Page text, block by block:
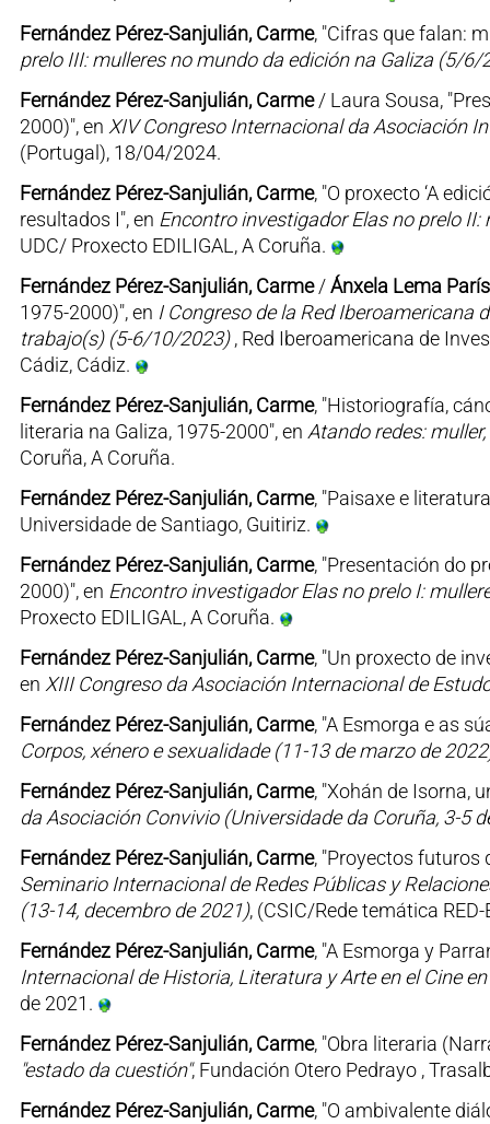
Fernández Pérez-Sanjulián, Carme, "Cifras que falan:
prelo III: mulleres no mundo da edición na Galiza (5/6/
Fernández Pérez-Sanjulián, Carme/ Laura Sousa,
2000)", en XIV Congreso Internacional da Asociación
(Portugal), 18/04/2024.
Fernández Pérez-Sanjulián, Carme, "O proxecto ‘A
resultados I", en Encontro investigador Elas no prelo
UDC/ Proxecto EDILIGAL, A Coruña.
Fernández Pérez-Sanjulián, Carme/Ánxela Lema París
1975-2000)", en I Congreso de la Red Iberoamericana
trabajo(s) (5-6/10/2023), Red Iberoamericana de
Cádiz, Cádiz.
Fernández Pérez-Sanjulián, Carme, "Historiografía,
literaria na Galiza, 1975-2000", en Atando redes:
Coruña, A Coruña.
Fernández Pérez-Sanjulián, Carme, "Paisaxe e
Universidade de Santiago, Guitiriz.
Fernández Pérez-Sanjulián, Carme, "Presentación do
2000)", en Encontro investigador Elas no prelo I:
Proxecto EDILIGAL, A Coruña.
Fernández Pérez-Sanjulián, Carme, "Un proxecto de
en XIII Congreso da Asociación Internacional de
Fernández Pérez-Sanjulián, Carme, "A Esmorga e as
Corpos, xénero e sexualidade (11-13 de marzo de
Fernández Pérez-Sanjulián, Carme, "Xohán de Isorna,
da Asociación Convivio (Universidade da Coruña, 3-5
Fernández Pérez-Sanjulián, Carme, "Proyectos futuros
Seminario Internacional de Redes Públicas y
(13-14, decembro de 2021), (CSIC/Rede temática
Fernández Pérez-Sanjulián, Carme, "A Esmorga y
Internacional de Historia, Literatura y Arte en el Cine
de 2021.
Fernández Pérez-Sanjulián, Carme, "Obra literaria
"estado da cuestión", Fundación Otero Pedrayo ,
Fernández Pérez-Sanjulián, Carme, "O ambivalente